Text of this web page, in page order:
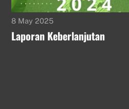
8 May 2025
Laporan Keberlanjutan